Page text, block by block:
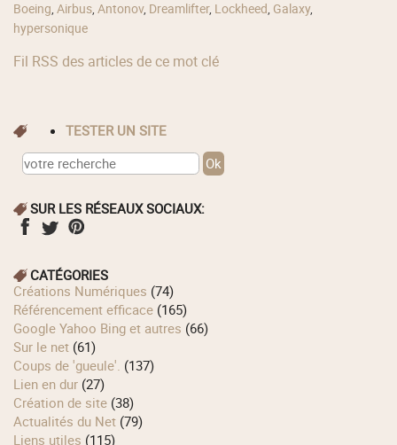
Boeing,Airbus,Antonov, Dreamlifter, Lockheed, Galaxy,
hypersonique
Fil RSS des articles de ce mot clé
TESTER UN SITE
SUR LES RÉSEAUX SOCIAUX:
CATÉGORIES
Créations Numériques (74)
Référencement efficace (165)
Google Yahoo Bing et autres (66)
Sur le net (61)
Coups de 'gueule'. (137)
Lien en dur (27)
Création de site (38)
Actualités du Net (79)
Liens utiles (115)